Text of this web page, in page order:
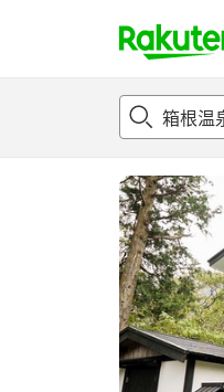
t
p
a
g
e
_
s
e
a
r
c
h
概况 客房及住